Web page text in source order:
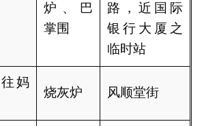
炉、巴
掌围
路，近国际
银行大厦之
临时站
妈
烧灰炉 风顺堂街